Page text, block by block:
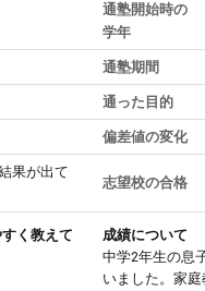
果が出て
く教えて
通塾開始時の
学年
通塾期間
通った目的
偏差値の変化
志望校の合格
成績について
中学2年生の息
いました。家